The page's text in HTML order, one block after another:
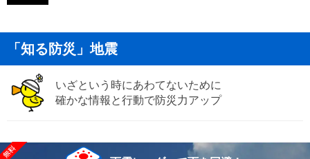
「知る防災」地震
いざという時にあわてないために
確かな情報と行動で防災力アップ